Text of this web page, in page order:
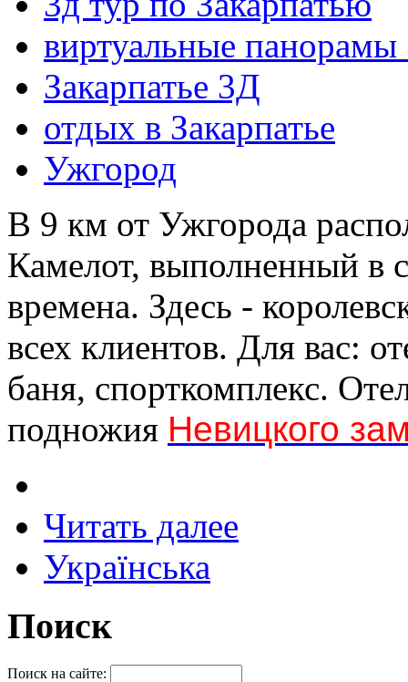
виртуальные панорамы
Закарпатье 3Д
отдых в Закарпатье
Ужгород
В 9 км от Ужгорода
Камелот, выполненный в
времена. Здесь -
всех клиентов. Для вас:
баня, спорткомплекс.
подножия Невицкого
Читать далее
Українська
Поиск
Поиск на сайте: